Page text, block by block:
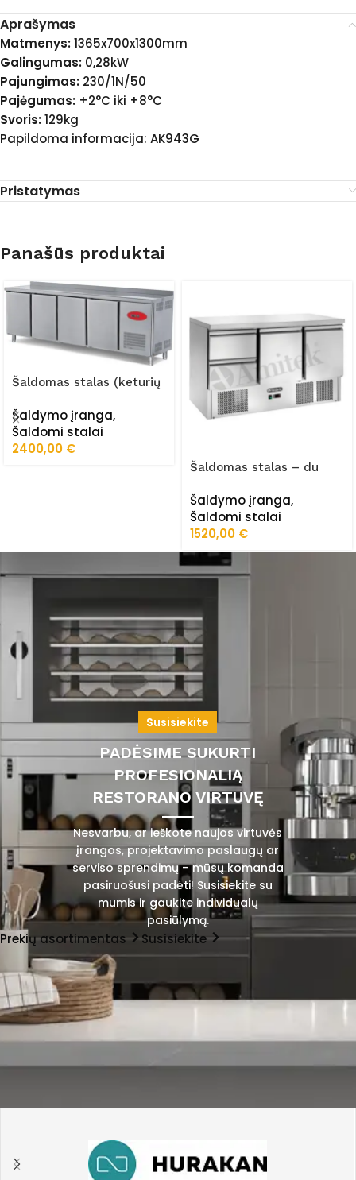
Aprašymas
Matmenys:1365x700x1300mm
Galingumas: 0,28kW
Pajungimas: 230/1N/50
Pajėgumas: +2°C iki +8°C
Svoris:129kg
Papildoma informacija: AK943G
Pristatymas
Panašūs produktai
Šaldomas stalas (keturių
Šaldymo įranga,
Šaldomi stalai
2400,00 €
Šaldomas stalas – du
AK943-2D
Šaldymo įranga,
Šaldomi stalai
1520,00 €
Susisiekite
PADĖSIME SUKURTI
PROFESIONALIĄ
RESTORANO VIRTUVĘ
Nesvarbu, ar ieškote naujos virtuvės
įrangos, projektavimo paslaugų ar
serviso sprendimų – mūsų komanda
pasiruošusi padėti! Susisiekite su
mumis ir gaukite individualų
pasiūlymą.
Prekių asortimentas Susisiekite